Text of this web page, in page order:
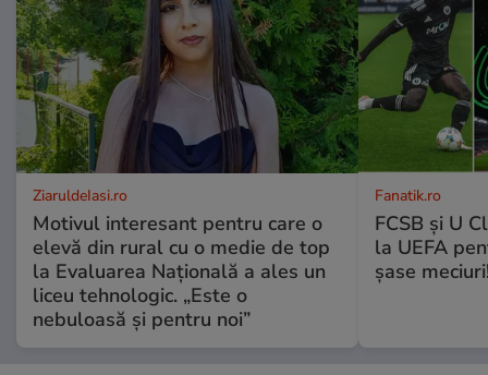
ZiaruldeIasi.ro
Motivul interesant pentru care o
elevă din rural cu o medie de top
la Evaluarea Națională a ales un
liceu tehnologic. „Este o
nebuloasă și pentru noi”
Fanatik.ro
FCSB și U
la UEFA
șase